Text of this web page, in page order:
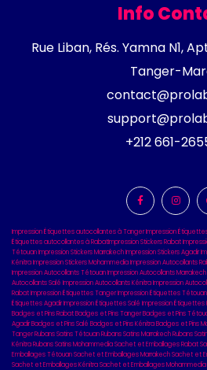
Info
Rue Liban, Rés. Yamna N1,
Tanger-
+212 661-
Impression Étiquettes autocollantes à TangerImpression
Étiquettes autocollantes à RabatImpression Stickers Rabat
TétouanImpression Stickers MarrakechImpression Stickers Agadir
KénitraImpression Stickers MohammediaImpression Autocollants
Impression Autocollants TétouanImpression Autocollants Marrakech
Autocollants Salé Impression Autocollants KénitraImpression
RabatImpression Étiquettes TangerImpression Étiquettes Tétouan
Étiquettes AgadirImpression Étiquettes Salé Impression Étiquettes
Badges et Pins RabatBadges et Pins TangerBadges et Pins
AgadirBadges et Pins Salé Badges et Pins KénitraBadges et Pins
TangerRubans Satins TétouanRubans Satins MarrakechRubans
KénitraRubans Satins MohammediaSachet et Emballages Rabat
Emballages TétouanSachet et Emballages MarrakechSachet et
Sachet et Emballages KénitraSachet et Emballages Mohammedia